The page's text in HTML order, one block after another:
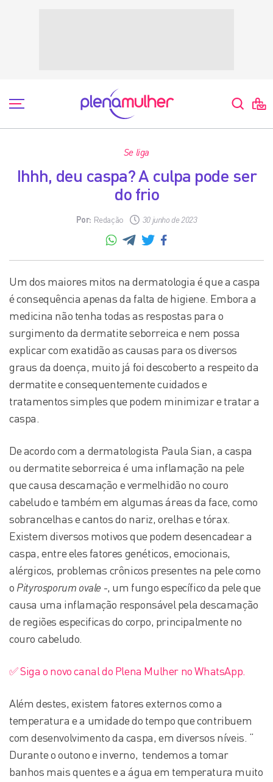
Se liga
Ihhh, deu caspa? A culpa pode ser
do frio
Por: Redação 30 junho de 2023
Um dos maiores mitos na dermatologia é que a caspa
é consequência apenas da falta de higiene. Embora a
medicina não tenha todas as respostas para o
surgimento da dermatite seborreica e nem possa
explicar com exatidão as causas para os diversos
graus da doença, muito já foi descoberto a respeito da
dermatite e consequentemente cuidados e
tratamentos simples que podem minimizar e tratar a
caspa.
De acordo com a dermatologista Paula Sian, a caspa
ou dermatite seborreica é uma inflamação na pele
que causa descamação e vermelhidão no couro
cabeludo e também em algumas áreas da face, como
sobrancelhas e cantos do nariz, orelhas e tórax.
Existem diversos motivos que podem desencadear a
caspa, entre eles fatores genéticos, emocionais,
alérgicos, problemas crônicos presentes na pele como
o Pityrosporum ovale -, um fungo específico da pele que
causa uma inflamação responsável pela descamação
de regiões especificas do corpo, principalmente no
couro cabeludo.
✅ Siga o novo canal do Plena Mulher no WhatsApp.
Além destes, existem fatores externos como a
temperatura e a umidade do tempo que contribuem
com desenvolvimento da caspa, em diversos níveis. “
Durante o outono e inverno, tendemos a tomar
banhos mais quentes e a água em temperatura muito